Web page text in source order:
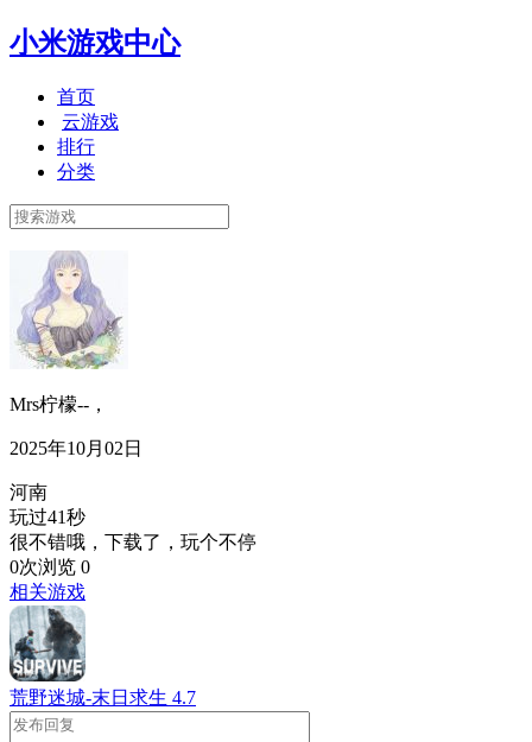
小米游戏中心
首页
云游戏
排行
分类
Mrs柠檬--，
2025年10月02日
河南
玩过41秒
很不错哦，下载了，玩个不停
0次浏览 0
相关游戏
荒野迷城-末日求生 4.7